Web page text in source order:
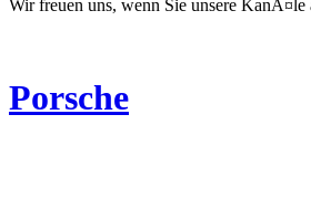
Wir freuen uns, wenn Sie unsere
Porsche